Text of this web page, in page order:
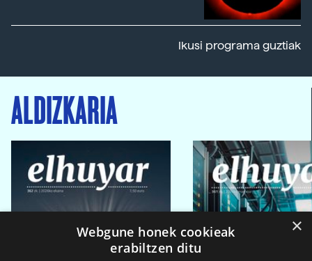
Ikusi programa guztiak
ALDIZKARIA
×
Webgune honek cookieak
erabiltzen ditu